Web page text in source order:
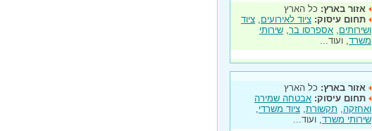
אזור בארץ: כל הארץ
תחום עיסוק: ציוד לאירועים, ציוד
ושירותים, אספרסו בר, שירותי
משרד, ועוד...
אזור בארץ: כל הארץ
תחום עיסוק: אבטחה שמירה
ואחזקה, תקשורת, ציוד משרדי,
שירותי משרד, ועוד...